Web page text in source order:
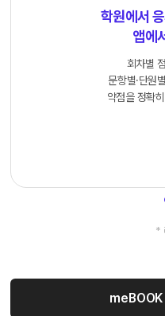
학원에서
앱에
회차별
문항별·단원
약점을 정확
*
meBOOK